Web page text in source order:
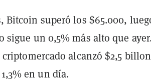
Bitcoin superó los $65.000,
un 0,5% más alto que ayer.
alcanzó $2,5
en un día.